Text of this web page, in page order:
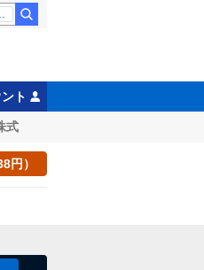
ト
式
円）